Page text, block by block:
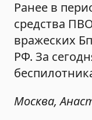
Ранее в
средства
вражеских
РФ. За
Москва,